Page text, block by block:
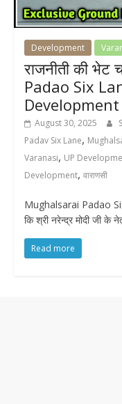
Development
राजनीती की
Padao Six
August 30, 2025
Padav Six Lane,
Varanasi, UP
Development, वाराणसी
Mughalsarai Padao
कि श्री नरेन्द्र मोदी जी के
Read more